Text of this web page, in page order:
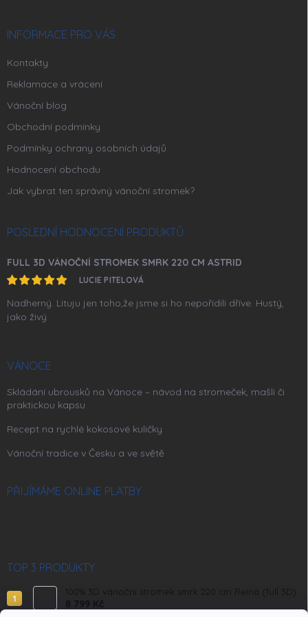
INFORMACE PRO VÁS
Kontakty
Reklamace a vrácení
Vánoční blog
Obchodní podmínky
Podmínky ochrany osobních údajů
Hodnocení obchodu
Jak vybrat ten správný vánoční stromek?
POSLEDNÍ HODNOCENÍ PRODUKTŮ
FULL 3D VÁNOČNÍ STROMEK SMRK 220 CM ASTRID
LUCIE PITELOVÁ
Nadherný. Lituju jen toho,že jsme si ho nepořídili dříve. Hustý,
jako živý
VÁNOCE
Skládání ubrousků na Vánoce – návod na stromeček, mašli či
praktickou kapsu
Recept na rychlé kokosové kuličky
Vánoční tradice v Česku a ve světě
PŘIJÍMÁME ONLINE PLATBY
TOP 3 PRODUKTY
100% 3D vánoční stromek smrk 220 cm Reina (full 3D)
8 799 Kč